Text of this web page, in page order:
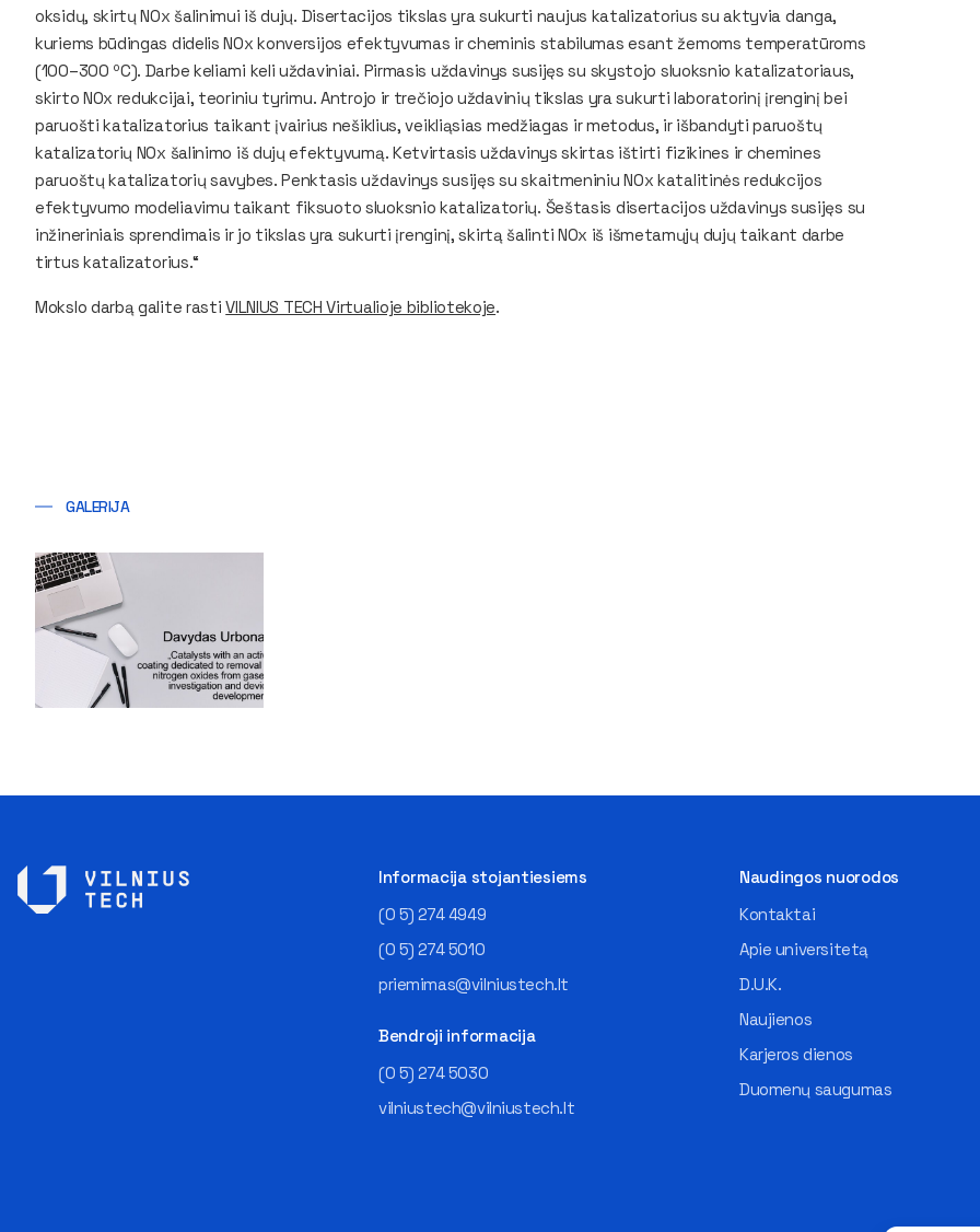
oksidų, skirtų NOx šalinimui iš dujų. Disertacijos tikslas yra sukurti naujus katalizatorius su aktyvia danga,
kuriems būdingas didelis NOx konversijos efektyvumas ir cheminis stabilumas esant žemoms temperatūroms
(100–300 ºC). Darbe keliami keli uždaviniai. Pirmasis uždavinys susijęs su skystojo sluoksnio katalizatoriaus,
skirto NOx redukcijai, teoriniu tyrimu. Antrojo ir trečiojo uždavinių tikslas yra sukurti laboratorinį įrenginį bei
paruošti katalizatorius taikant įvairius nešiklius, veikliąsias medžiagas ir metodus, ir išbandyti paruoštų
katalizatorių NOx šalinimo iš dujų efektyvumą. Ketvirtasis uždavinys skirtas ištirti fizikines ir chemines
paruoštų katalizatorių savybes. Penktasis uždavinys susijęs su skaitmeniniu NOx katalitinės redukcijos
efektyvumo modeliavimu taikant fiksuoto sluoksnio katalizatorių. Šeštasis disertacijos uždavinys susijęs su
inžineriniais sprendimais ir jo tikslas yra sukurti įrenginį, skirtą šalinti NOx iš išmetamųjų dujų taikant darbe
tirtus katalizatorius.“
Mokslo darbą galite rastiVILNIUS TECH Virtualioje bibliotekoje.
GALERIJA
Informacija stojantiesiems
(0 5) 274 4949
(0 5) 274 5010
priemimas@vilniustech.lt
Bendroji informacija
(0 5) 274 5030
vilniustech@vilniustech.lt
Naudingos nuorodos
Kontaktai
Apie universitetą
D.U.K.
Naujienos
Karjeros dienos
Duomenų saugumas